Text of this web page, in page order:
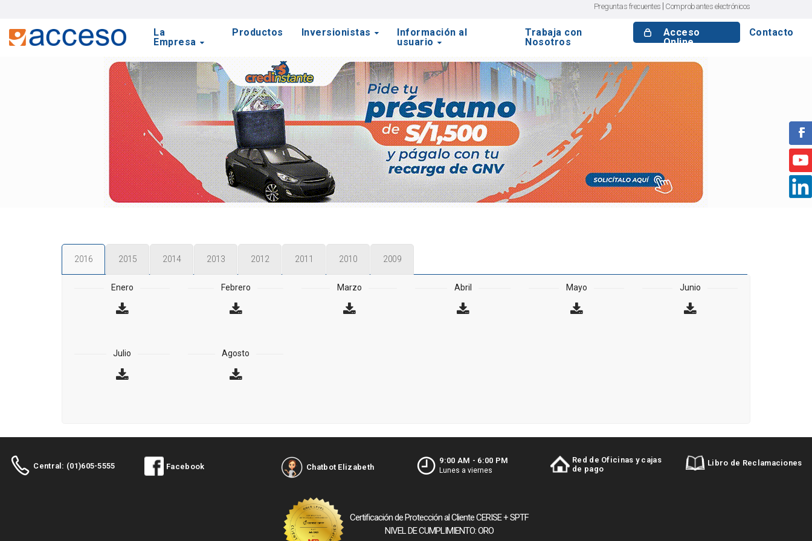
Preguntas frecuentes Comprobantes electrónicos
La
Empresa
Productos Inversionistas
Información al
usuario
Trabaja con
Nosotros
Acceso
Online
Contacto
2016 2015 2014 2013 2012 2011 2010 2009
Enero Febrero Marzo Abril Mayo Junio
Julio Agosto
Central: (01)605-5555 Facebook Chatbot Elizabeth
9:00 AM - 6:00 PM
Lunes a viernes
Red de Oficinas y cajas
de pago
Libro de Reclamaciones
Certificación de Protección al Cliente CERISE + SPTF
NIVEL DE CUMPLIMIENTO: ORO